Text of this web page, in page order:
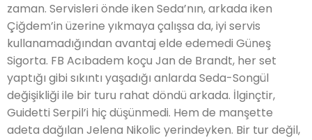
zaman. Servisleri önde iken Seda’nın, arkada iken
Çiğdem’in üzerine yıkmaya çalışsa da, iyi servis
kullanamadığından avantaj elde edemedi Güneş
Sigorta. FB Acıbadem koçu Jan de Brandt, her set
yaptığı gibi sıkıntı yaşadığı anlarda Seda-Songül
değişikliği ile bir turu rahat döndü arkada. İlginçtir,
Guidetti Serpil’i hiç düşünmedi. Hem de manşette
adeta dağılan Jelena Nikolic yerindeyken. Bir tur değil,